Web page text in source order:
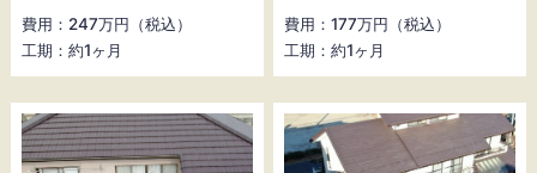
費用：247万円（税込）
工期：約1ヶ月
費用：177万円（税込）
工期：約1ヶ月